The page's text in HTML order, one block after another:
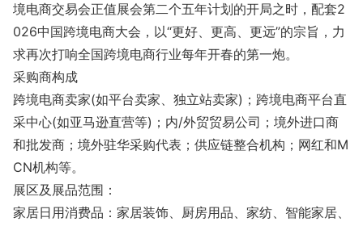
境电商交易会正值展会第二个五年计划的开局之时，配套2
026中国跨境电商大会，以“更好、更高、更远”的宗旨，力
求再次打响全国跨境电商行业每年开春的第一炮。
采购商构成
跨境电商卖家(如平台卖家、独立站卖家)；跨境电商平台直
采中心(如亚马逊直营等)；内/外贸贸易公司；境外进口商
和批发商；境外驻华采购代表；供应链整合机构；网红和M
CN机构等。
展区及展品范围：
家居日用消费品：家居装饰、厨房用品、家纺、智能家居、